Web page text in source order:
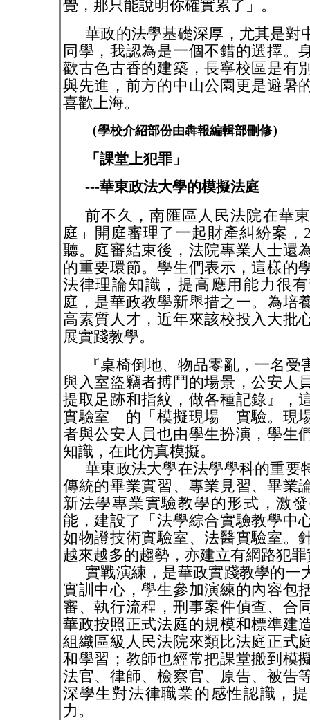
覺，那只能說明你確實累了」。
華政的法學基礎深厚，尤其是對
同學，我認為是一個不錯的選擇。
歡古色古香的建築，長寧校區是有
與先進，前方的中山公園更是避暑
喜歡上海。
（學校介紹部份由犇報編輯部刪修）
「課堂上犯罪」
---華東政法大學的模擬法庭
前不久，南匯區人民法院在華
庭」開庭審理了一起財產糾紛案，
聽。庭審結束後，法院專業人士還
的重要環節。學生們表示，這樣的
法律理論知識，提高應用能力很
庭，是華政教學新舉措之一。為培
高素質人才，近年來該校投入大批
展實踐教學。
『桌椅倒地、物品零亂，一名
與入室盜竊者搏鬥的場景，公安人
提取足跡和指紋，做各種記錄』，
實驗室」的「模擬現場」實驗。現
者與公安人員也由學生扮演，學生
知識，在此仿真模擬。
華東政法大學在法學學科的重要
傳統的畢業實習、專業見習、畢業
新法學專業實驗教學的形式，激
能，建設了「法學綜合實驗教學中
如物證技術實驗室、法醫實驗室。
越來越多的趨勢，亦建立有網路犯
實戰演練，是華政實踐教學的一
實訓中心，學生參加演練的內容包
審、執行流程，刑事案件偵查、合
華政按照正式法庭的規模和標準建
組織區級人民法院來類比法庭正式
和學習；教師也經常把課堂搬到模
法官、律師、檢察官、原告、被告
深學生對法律職業的感性認識，
力。